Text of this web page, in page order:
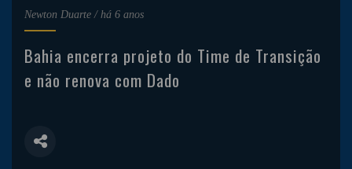
Newton Duarte / há 6 anos
Bahia encerra projeto do Time de Transição
e não renova com Dado